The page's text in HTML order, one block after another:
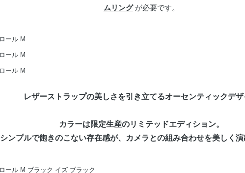
ムリングが必要です。
レザーストラップの美しさを引き立てるオーセンティックデザ
カラーは限定生産のリミテッドエディション。
シンプルで飽きのこない存在感が、カメラとの組み合わせを美しく演